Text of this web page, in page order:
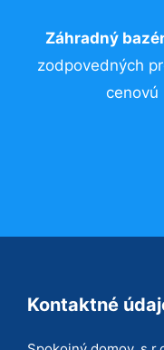
Záhradný
zodpovedných
cenovú
Kontaktné